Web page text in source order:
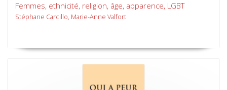
Femmes, ethnicité, religion, âge, apparence, LGBT
Stéphane Carcillo, Marie-Anne Valfort